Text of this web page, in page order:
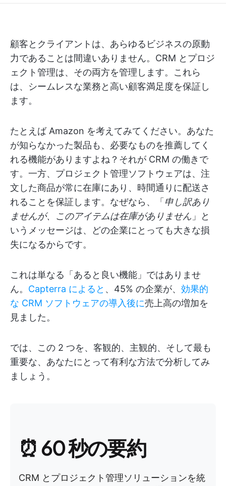
顧客とクライアントは、あらゆるビジネスの原動
力であることは間違いありません。CRM とプロジ
ェクト管理は、その両方を管理します。これら
は、シームレスな業務と高い顧客満足度を保証し
ます。
たとえば Amazon を考えてみてください。あなた
が知らなかった製品も、必要なものを推薦してく
れる機能がありますよね？それが CRM の働きで
す。一方、プロジェクト管理ソフトウェアは、注
文した商品が常に在庫にあり、時間通りに配送さ
れることを保証します。なぜなら、「 申し訳あり
ませんが、このアイテムは在庫がありません 」と
いうメッセージは、どの企業にとっても大きな損
失になるからです。
これは単なる「あると良い機能」ではありませ
ん。 Capterra によると 、45% の企業が、 効果的
な CRM ソフトウェアの導入後に売上高の増加を
見ました。
では、この 2 つを、客観的、主観的、そして最も
重要な、あなたにとって有利な方法で分析してみ
ましょう。
⏰ 60 秒の要約
CRM とプロジェクト管理ソリューションを統